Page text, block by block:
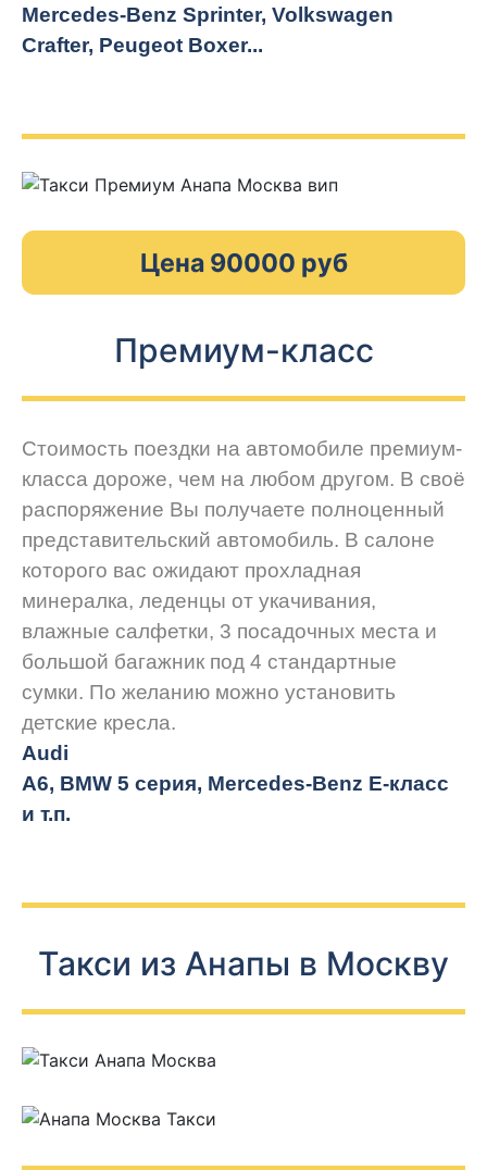
Mercedes-Benz Sprinter, Volkswagen
Crafter, Peugeot Boxer...
Цена 90000 руб
Премиум-класс
Стоимость поездки на автомобиле премиум-
класса дороже, чем на любом другом. В своё
распоряжение Вы получаете полноценный
представительский автомобиль. В салоне
которого вас ожидают прохладная
минералка, леденцы от укачивания,
влажные салфетки, 3 посадочных места и
большой багажник под 4 стандартные
сумки. По желанию можно установить
детские кресла.
Audi
A6, BMW 5 серия, Mercedes-Benz E-класс
и т.п.
Такси из Анапы в Москву